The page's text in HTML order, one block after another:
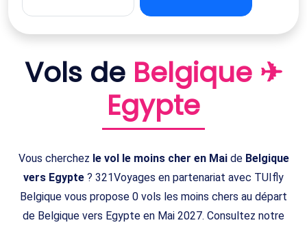
Vols de Belgique ✈
Egypte
Vous cherchez le vol le moins cher en Maide Belgique
vers Egypte ? 321Voyages en partenariat avec TUIfly
Belgique vous propose 0 vols les moins chers au départ
de Belgique vers Egypte en Mai 2027. Consultez notre